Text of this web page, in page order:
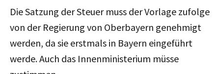
Die Satzung der Steuer muss der Vorlage zufolge
von der Regierung von Oberbayern genehmigt
werden, da sie erstmals in Bayern eingeführt
werde. Auch das Innenministerium müsse